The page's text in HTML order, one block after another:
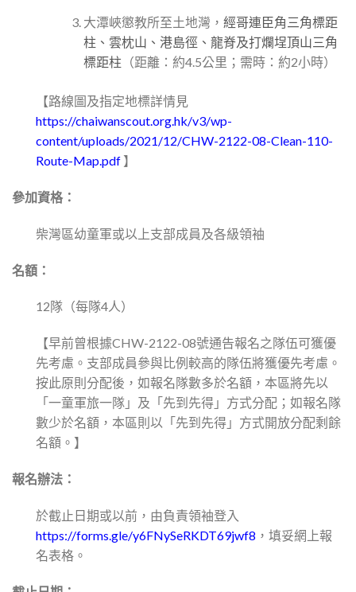
大潭峽懲教所至土地灣， 經哥連臣角三角標距
柱、雲枕山、港島徑、龍脊及打爛埕頂山三角
標距柱 （距離：約4.5公里；需時：約2小時）
【路線圖及指定地標詳情見
https://chaiwanscout.org.hk/v3/wp-
content/uploads/2021/12/CHW-2122-08-Clean-110-
Route-Map.pdf 】
參加資格：
柴灣區幼童軍或以上支部成員及各級領袖
名額：
12隊（每隊4人）
【早前曾根據CHW-2122-08號通告報名之隊伍可獲優
先考慮。支部成員參與比例較高的隊伍將獲優先考慮。
按此原則分配後，如報名隊數多於名額，本區將先以
「一童軍旅一隊」及「先到先得」方式分配；如報名隊
數少於名額，本區則以「先到先得」方式開放分配剩餘
名額。】
報名辦法：
於截止日期或以前，由負責領袖登入
https://forms.gle/y6FNySeRKDT69jwf8 ，填妥網上報
名表格。